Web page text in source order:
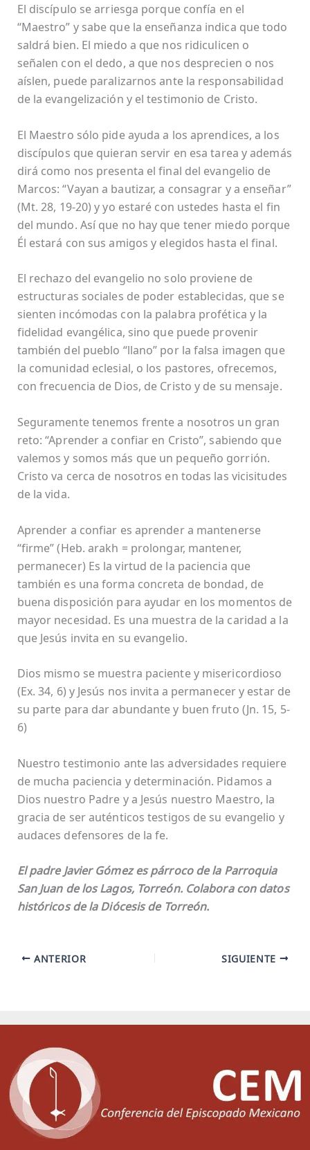
El discípulo se arriesga porque confía en el
“Maestro” y sabe que la enseñanza indica que todo
saldrá bien. El miedo a que nos ridiculicen o
señalen con el dedo, a que nos desprecien o nos
aíslen, puede paralizarnos ante la responsabilidad
de la evangelización y el testimonio de Cristo.
El Maestro sólo pide ayuda a los aprendices, a los
discípulos que quieran servir en esa tarea y además
dirá como nos presenta el final del evangelio de
Marcos: “Vayan a bautizar, a consagrar y a enseñar”
(Mt. 28, 19-20) y yo estaré con ustedes hasta el fin
del mundo. Así que no hay que tener miedo porque
Él estará con sus amigos y elegidos hasta el final.
El rechazo del evangelio no solo proviene de
estructuras sociales de poder establecidas, que se
sienten incómodas con la palabra profética y la
fidelidad evangélica, sino que puede provenir
también del pueblo “llano” por la falsa imagen que
la comunidad eclesial, o los pastores, ofrecemos,
con frecuencia de Dios, de Cristo y de su mensaje.
Seguramente tenemos frente a nosotros un gran
reto: “Aprender a confiar en Cristo”, sabiendo que
valemos y somos más que un pequeño gorrión.
Cristo va cerca de nosotros en todas las vicisitudes
de la vida.
Aprender a confiar es aprender a mantenerse
“firme” (Heb. arakh = prolongar, mantener,
permanecer) Es la virtud de la paciencia que
también es una forma concreta de bondad, de
buena disposición para ayudar en los momentos de
mayor necesidad. Es una muestra de la caridad a la
que Jesús invita en su evangelio.
Dios mismo se muestra paciente y misericordioso
(Ex. 34, 6) y Jesús nos invita a permanecer y estar de
su parte para dar abundante y buen fruto (Jn. 15, 5-
6)
Nuestro testimonio ante las adversidades requiere
de mucha paciencia y determinación. Pidamos a
Dios nuestro Padre y a Jesús nuestro Maestro, la
gracia de ser auténticos testigos de su evangelio y
audaces defensores de la fe.
El padre Javier Gómez es párroco de la Parroquia
San Juan de los Lagos, Torreón. Colabora con datos
históricos de la Diócesis de Torreón.
ANTERIOR SIGUIENTE